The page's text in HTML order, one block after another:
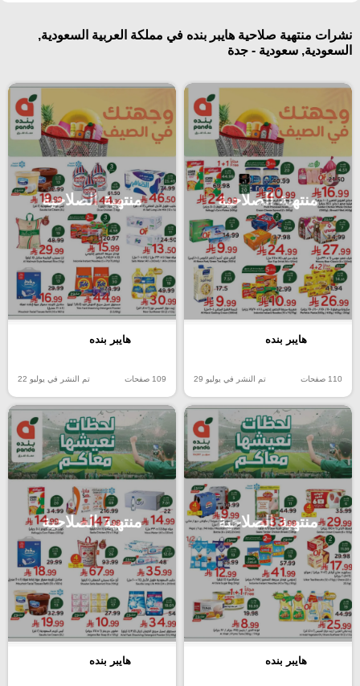
نشرات منتهية صلاحية هايبر بنده في مملكة العربية السعودية,
السعودية, سعودية - جدة
منتهية الصلاحية
هايبر بنده
110 صفحات تم النشر في يوليو 29
منتهية الصلاحية
هايبر بنده
109 صفحات تم النشر في يوليو 22
منتهية الصلاحية
هايبر بنده
منتهية الصلاحية
هايبر بنده